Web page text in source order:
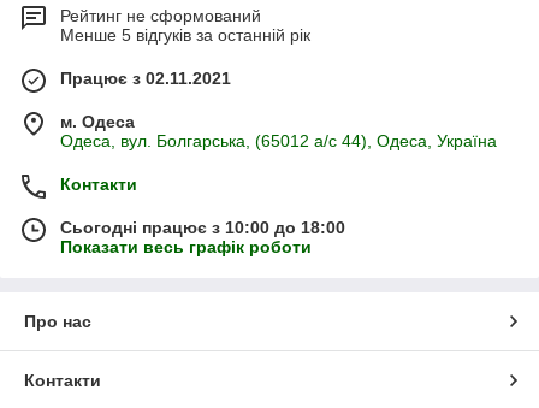
Рейтинг не сформований
Менше 5 відгуків за останній рік
Працює з 02.11.2021
м. Одеса
Одеса, вул. Болгарська, (65012 а/с 44), Одеса, Україна
Контакти
Сьогодні працює з 10:00 до 18:00
Показати весь графік роботи
Про нас
Контакти